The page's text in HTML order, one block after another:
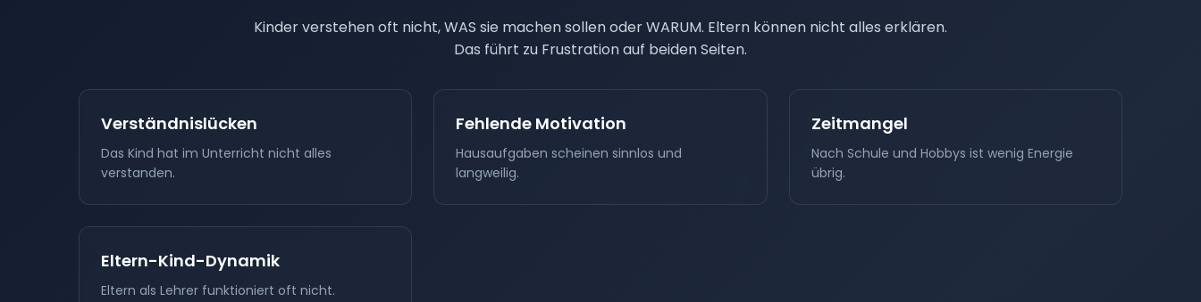
Kinder verstehen oft nicht, WAS sie machen sollen oder WARUM. Eltern können nicht alles erklären.
Das führt zu Frustration auf beiden Seiten.
Verständnislücken
Das Kind hat im Unterricht nicht alles
verstanden.
Fehlende Motivation
Hausaufgaben scheinen sinnlos und
langweilig.
Zeitmangel
Nach Schule und Hobbys ist wenig Energie
übrig.
Eltern-Kind-Dynamik
Eltern als Lehrer funktioniert oft nicht.